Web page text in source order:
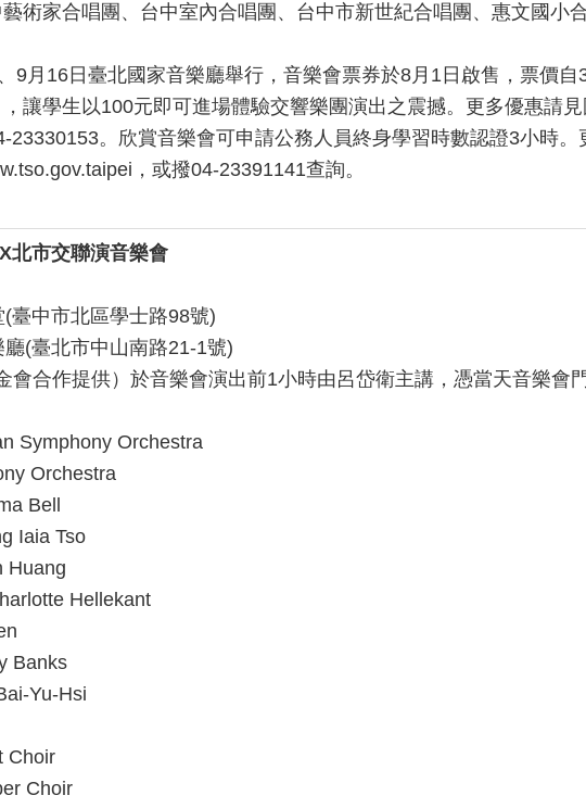
術家合唱團、台中室內合唱團、台中市新世紀合唱團、惠文國小
、 9月 16 日臺北國家音樂廳舉行，音樂會票券於8月 1 日啟售，票價自
讓學生以100元即可進場體驗交響樂團演出之震撼。更多優惠請
23330153。欣賞音樂會可申請公務人員終身學習時數認證3小時。
，或撥04-23391141查詢。
X北市交聯演音樂會
(臺中市北區學士路98號)
廳(臺北市中山南路21-1號)
會合作提供）於音樂會演出前1小時由呂岱衛主講，憑當天音樂會
Symphony Orchestra
Orchestra
Bell
Iaia Tso
Huang
Hellekant
Banks
Yu-Hsi
Choir
Choir